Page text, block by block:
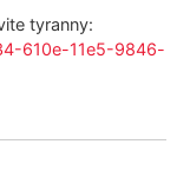
tyranny:
610e-11e5-9846-